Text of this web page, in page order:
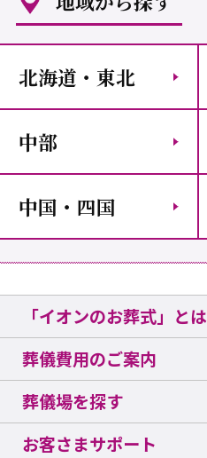
北海道・東北
中部
中国・四国
「イオンのお葬式」とは
葬儀費用のご案内
葬儀場を探す
お客さまサポート